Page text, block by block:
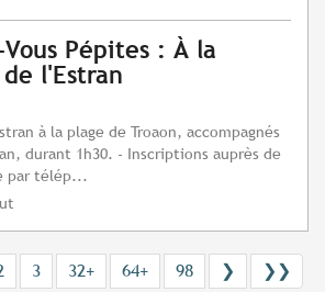
Vous Pépites : À la
l'Estran
à la plage de Troaon, accompagnés
durant 1h30. - Inscriptions auprès de
par télép...
3 32+ 64+ 98 ❯ ❯❯